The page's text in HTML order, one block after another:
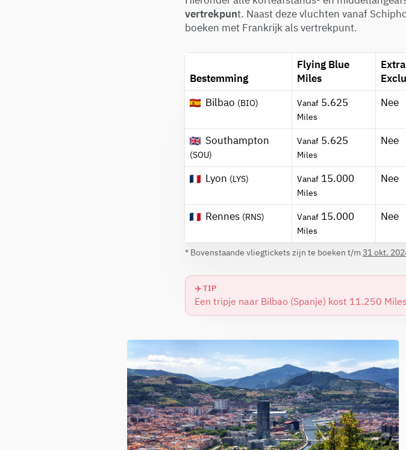
vertrekpunt. Naast deze vluchten vanaf
boeken met Frankrijk als vertrekpunt.
Bestemming
Flying Blue
Miles
Extra
Bilbao (BIO) Vanaf5.625
Miles
Nee
Southampton
(SOU)
Vanaf5.625
Miles
Nee
Lyon (LYS) Vanaf15.000
Miles
Nee
Rennes (RNS) Vanaf15.000
Miles
Nee
* Bovenstaande vliegtickets zijn te boeken t/m 31 okt.
✈️ TIP
Een tripje naar Bilbao (Spanje) kost 11.250